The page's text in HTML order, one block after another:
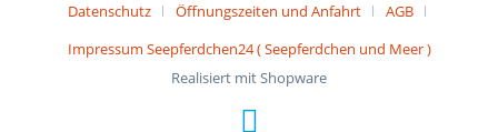
Datenschutz
Öffnungszeiten und Anfahrt
AGB
Impressum Seepferdchen24 ( Seepferdchen und Meer )
Realisiert mit Shopware